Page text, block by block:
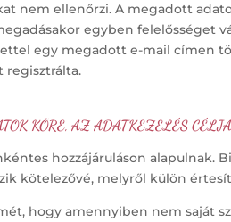
nem ellenőrzi. A megadott
egyben felelősséget
egy megadott e-mail címen
regisztrálta.
KÖRE, AZ ADATKEZELÉS
hozzájáruláson
kötelezővé, melyről külön
hogy amennyiben nem saját